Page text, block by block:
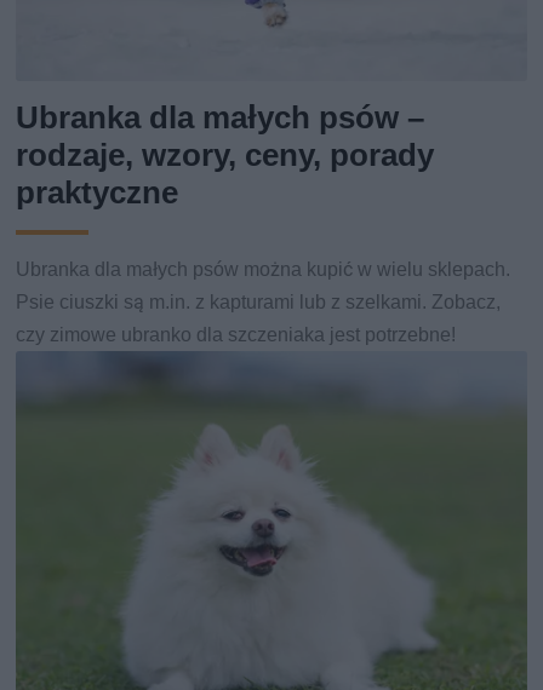
Ubranka dla małych psów –
rodzaje, wzory, ceny, porady
praktyczne
Ubranka dla małych psów można kupić w wielu sklepach.
Psie ciuszki są m.in. z kapturami lub z szelkami. Zobacz,
czy zimowe ubranko dla szczeniaka jest potrzebne!